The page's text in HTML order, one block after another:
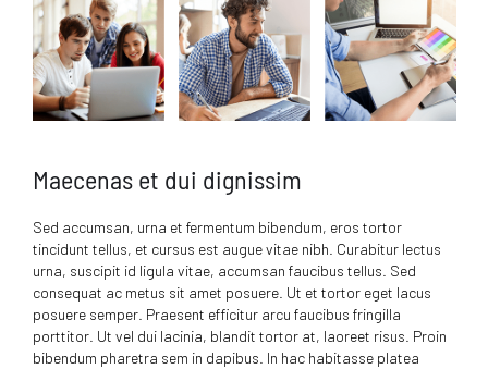
Maecenas et dui dignissim
Sed accumsan, urna et fermentum bibendum, eros tortor
tincidunt tellus, et cursus est augue vitae nibh. Curabitur lectus
urna, suscipit id ligula vitae, accumsan faucibus tellus. Sed
consequat ac metus sit amet posuere. Ut et tortor eget lacus
posuere semper. Praesent efficitur arcu faucibus fringilla
porttitor. Ut vel dui lacinia, blandit tortor at, laoreet risus. Proin
bibendum pharetra sem in dapibus. In hac habitasse platea